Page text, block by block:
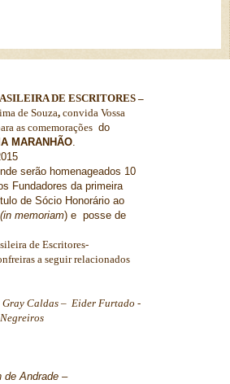
DE ESCRITORES –
de Souza, convida Vossa
as comemorações do
MARANHÃO.
serão homenageados 10
Fundadores da primeira
de Sócio Honorário ao
(in memoriam) e posse de
de Escritores-
a seguir relacionados
Caldas – Eider Furtado -
de Andrade –